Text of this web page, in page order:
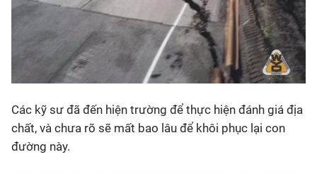
Các kỹ sư đã đến hiện trường để thực hiện đánh giá địa
chất, và chưa rõ sẽ mất bao lâu để khôi phục lại con
đường này.